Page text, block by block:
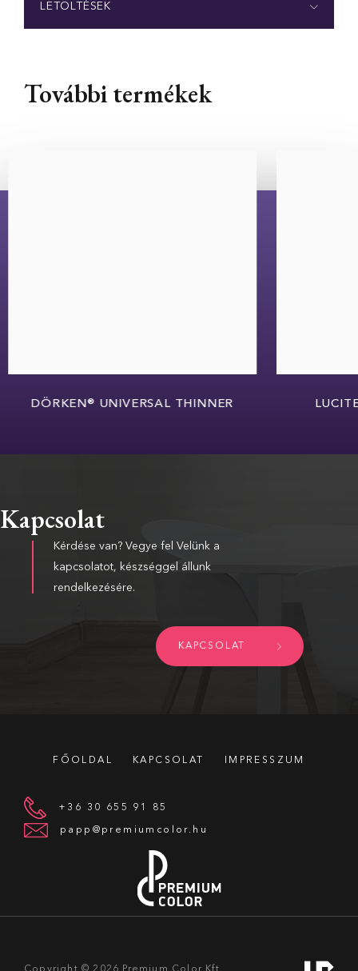
LETÖLTÉSEK
További termékek
DÖRKEN® UNIVERSAL THINNER
Kapcsolat
Kérdése van? Vegye fel Velünk a
kapcsolatot, készséggel állunk
rendelkezésére.
KAPCSOLAT
FŐOLDAL KAPCSOLAT IMPRESSZUM
+36 30 655 91 85
papp@premiumcolor.hu